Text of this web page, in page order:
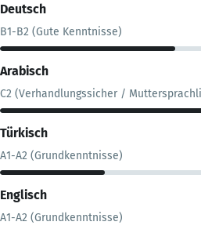
Deutsch
B1-B2 (Gute Kenntnisse)
Arabisch
C2 (Verhandlungssicher /
Türkisch
A1-A2 (Grundkenntnisse)
Englisch
A1-A2 (Grundkenntnisse)